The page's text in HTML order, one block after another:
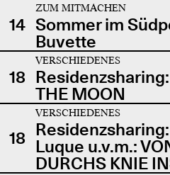
14
ZUM MITMACHEN
Sommer im
Buvette
18
VERSCHIEDENES
THE MOON
18
VERSCHIEDENES
Luque u.v.m.:
DURCHS KNIE